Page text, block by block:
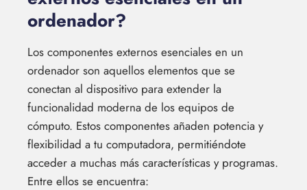
ordenador?
Los componentes externos esenciales en un
ordenador son aquellos elementos que se
conectan al dispositivo para extender la
funcionalidad moderna de los equipos de
cómputo. Estos componentes añaden potencia y
flexibilidad a tu computadora, permitiéndote
acceder a muchas más características y programas.
Entre ellos se encuentra: